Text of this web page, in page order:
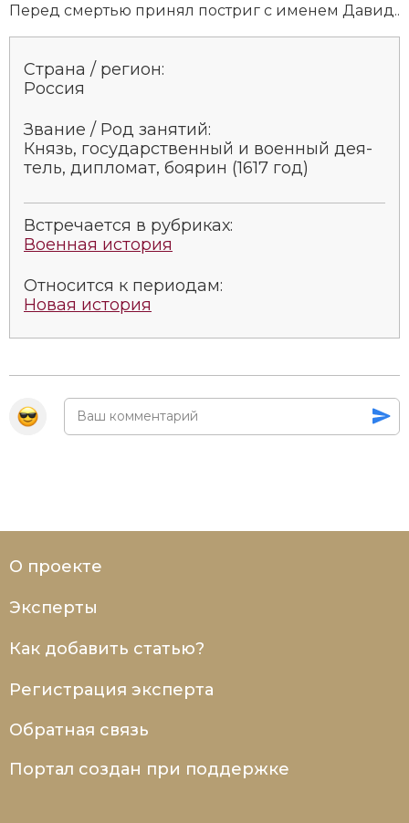
Пе­ред смер­тью при­нял по­стриг с име­нем Да­вид..
Страна / регион:
Россия
Звание / Род занятий:
Князь, государственный и во­енный дея­
тель, ди­пло­мат, боя­рин (1617 год)
Встречается в рубриках:
Военная история
Относится к периодам:
Новая история
О проекте
Эксперты
Как добавить статью?
Регистрация эксперта
Обратная связь
Портал создан при поддержке